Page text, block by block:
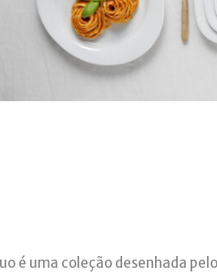
é uma coleção desenhada